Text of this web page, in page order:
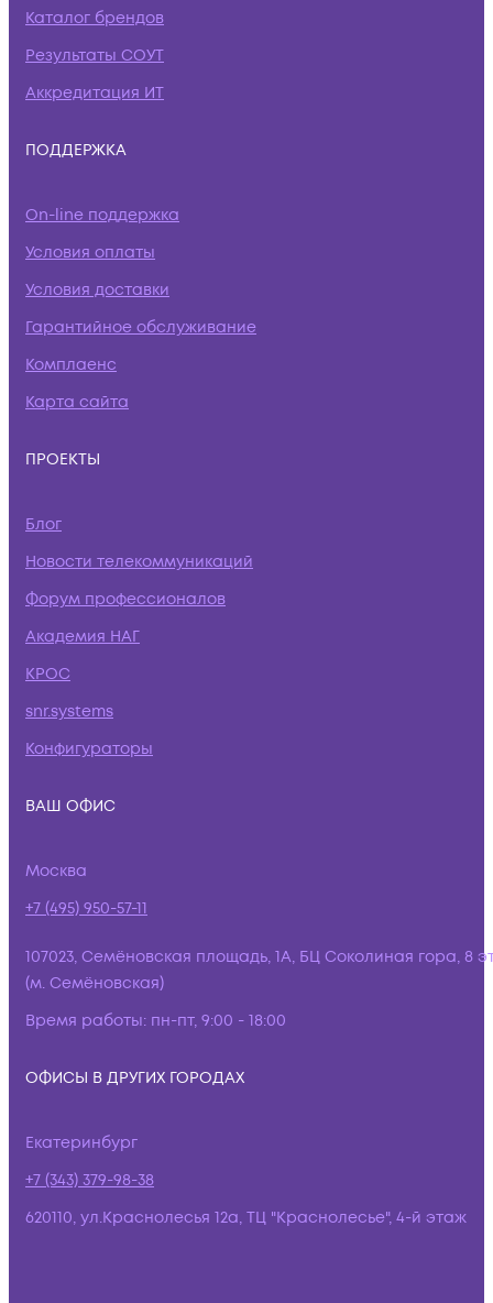
Каталог брендов
Результаты СОУТ
Аккредитация ИТ
ПОДДЕРЖКА
On-line поддержка
Условия оплаты
Условия доставки
Гарантийное обслуживание
Комплаенс
Карта сайта
ПРОЕКТЫ
Блог
Новости телекоммуникаций
Форум профессионалов
Академия НАГ
КРОС
snr.systems
Конфигураторы
ВАШ ОФИС
Москва
+7 (495) 950-57-11
107023, Семёновская площадь, 1А, БЦ Соколиная гора, 8
(м. Семёновская)
Время работы: пн-пт, 9:00 - 18:00
ОФИСЫ В ДРУГИХ ГОРОДАХ
Екатеринбург
+7 (343) 379-98-38
620110, ул.Краснолесья 12а, ТЦ "Краснолесье", 4-й этаж